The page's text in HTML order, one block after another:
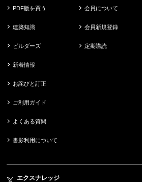
PDF版を買う
建築知識
ビルダーズ
新着情報
お詫びと訂正
ご利用ガイド
よくある質問
書影利用について
会員について
会員新規登録
定期購読
エクスナレッジ